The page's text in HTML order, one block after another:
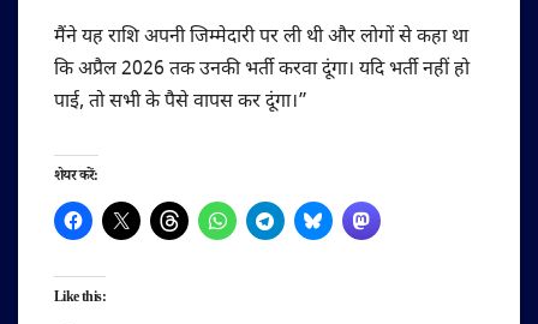
मैंने यह राशि अपनी जिम्मेदारी पर ली थी और लोगों से कहा था
कि अप्रैल 2026 तक उनकी भर्ती करवा दूंगा। यदि भर्ती नहीं हो
पाई, तो सभी के पैसे वापस कर दूंगा।”
शेयर करें:
Like this: